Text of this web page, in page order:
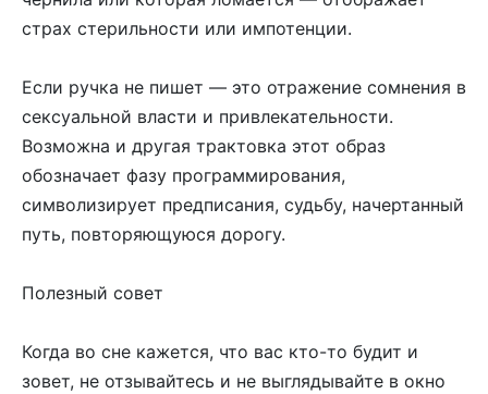
страх стерильности или импотенции.
Если ручка не пишет — это отражение сомнения в
сексуальной власти и привлекательности.
Возможна и другая трактовка этот образ
обозначает фазу программирования,
символизирует предписания, судьбу, начертанный
путь, повторяющуюся дорогу.
Полезный совет
Когда во сне кажется, что вас кто-то будит и
зовет, не отзывайтесь и не выглядывайте в окно